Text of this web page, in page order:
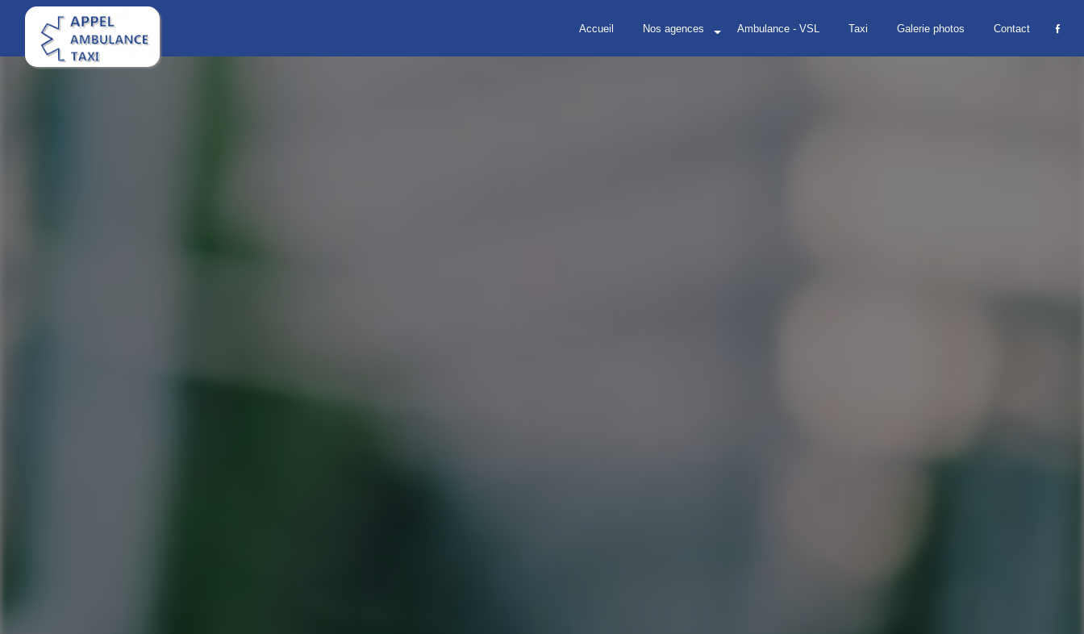
Accueil Nos agences Ambulance - VSL Taxi Galerie photos Contact
Panneau de gestion des cookies